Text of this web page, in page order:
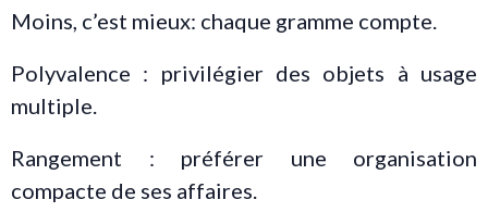
Moins, c’est mieux: chaque gramme compte.
Polyvalence : privilégier des objets à usage
multiple.
Rangement : préférer une organisation
compacte de ses affaires.